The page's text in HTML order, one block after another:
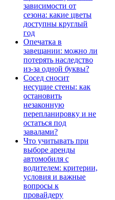
зависимости от
сезона: какие цветы
доступны круглый
год
Опечатка в
завещании: можно ли
потерять наследство
из-за одной буквы?
Сосед сносит
несущие стены: как
остановить
незаконную
перепланировку и не
остаться под
завалами?
Что учитывать при
выборе аренды
автомобиля с
водителем: критерии,
условия и важные
вопросы к
провайдеру